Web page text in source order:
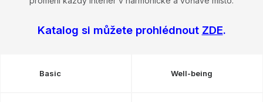
OBLÍBENÉ KOLEKCE
Katalog si můžete prohlédnout ZDE.
Basic Well-being